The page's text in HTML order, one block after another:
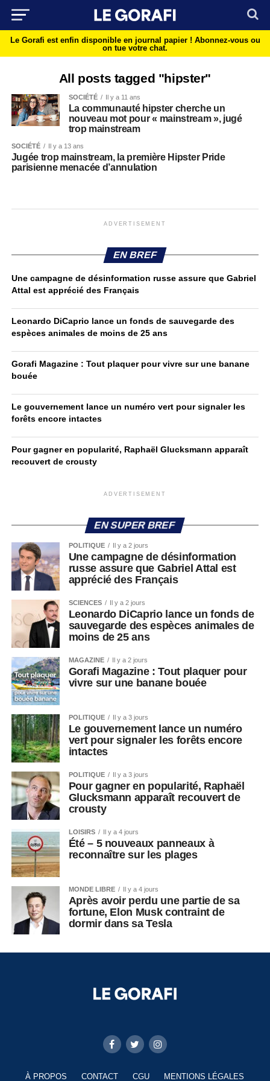
Le Gorafi est enfin disponible en journal papier ! Abonnez-vous ou
on tue votre chat.
All posts tagged "hipster"
SOCIÉTÉ Il y a 11 ans
La communauté hipster cherche un
nouveau mot pour « mainstream », jugé
trop mainstream
SOCIÉTÉ Il y a 13 ans
Jugée trop mainstream, la première Hipster Pride
parisienne menacée d’annulation
ADVERTISEMENT
EN BREF
Une campagne de désinformation russe assure que Gabriel
Attal est apprécié des Français
Leonardo DiCaprio lance un fonds de sauvegarde des
espèces animales de moins de 25 ans
Gorafi Magazine : Tout plaquer pour vivre sur une banane
bouée
Le gouvernement lance un numéro vert pour signaler les
forêts encore intactes
Pour gagner en popularité, Raphaël Glucksmann apparaît
recouvert de crousty
ADVERTISEMENT
EN SUPER BREF
POLITIQUE Il y a 2 jours
Une campagne de désinformation
russe assure que Gabriel Attal est
apprécié des Français
SCIENCES Il y a 2 jours
Leonardo DiCaprio lance un fonds de
sauvegarde des espèces animales de
moins de 25 ans
MAGAZINE Il y a 2 jours
Gorafi Magazine : Tout plaquer pour
vivre sur une banane bouée
POLITIQUE Il y a 3 jours
Le gouvernement lance un numéro
vert pour signaler les forêts encore
intactes
POLITIQUE Il y a 3 jours
Pour gagner en popularité, Raphaël
Glucksmann apparaît recouvert de
crousty
LOISIRS Il y a 4 jours
Été – 5 nouveaux panneaux à
reconnaître sur les plages
MONDE LIBRE Il y a 4 jours
Après avoir perdu une partie de sa
fortune, Elon Musk contraint de
dormir dans sa Tesla
À PROPOS CONTACT CGU MENTIONS LÉGALES